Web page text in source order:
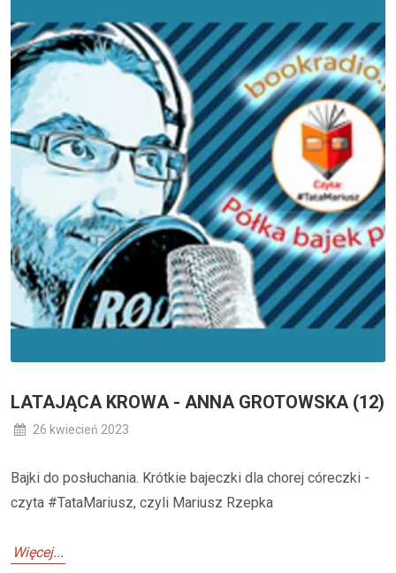
LATAJĄCA KROWA - ANNA GROTOWSKA (12)
26 kwiecień 2023
Bajki do posłuchania. Krótkie bajeczki dla chorej córeczki -
czyta #TataMariusz, czyli Mariusz Rzepka
Więcej...